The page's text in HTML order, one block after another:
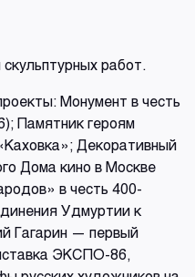
работ.
Монумент в честь
Памятник героям
Декоративный
Дома кино в Москве
в честь 400-
Удмуртии к
Гагарин — первый
ЭКСПО-86,